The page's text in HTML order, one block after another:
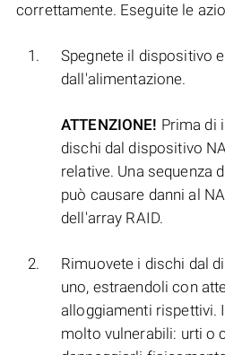
correttamente. Eseguite le
Spegnete il dispositivo
dall'alimentazione.
ATTENZIONE! Prima di
dischi dal dispositivo
relative. Una sequenza
può causare danni al
dell'array RAID.
Rimuovete i dischi dal
uno, estraendoli con
alloggiamenti rispettivi.
molto vulnerabili: urti o